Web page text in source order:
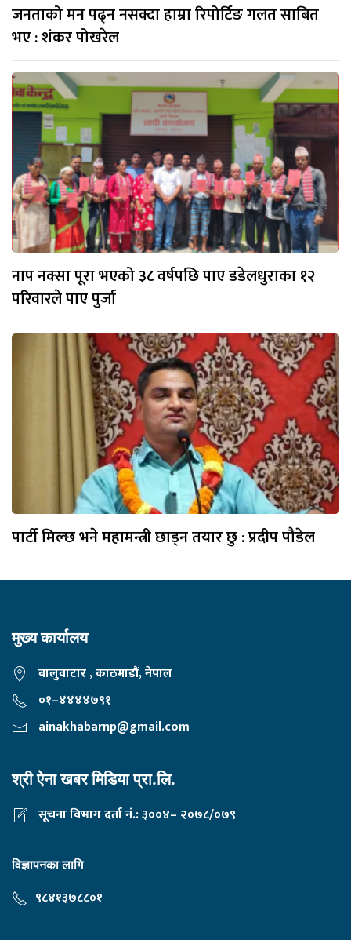
जनताको मन पढ्न नसक्दा हाम्रा रिपोर्टिङ गलत साबित
भए : शंकर पोखरेल
नाप नक्सा पूरा भएको ३८ वर्षपछि पाए डडेलधुराका १२
परिवारले पाए पुर्जा
पार्टी मिल्छ भने महामन्त्री छाड्न तयार छु : प्रदीप पौडेल
मुख्य कार्यालय
बालुवाटार , काठमाडौं, नेपाल
०१–४४४४७९१
ainakhabarnp@gmail.com
श्री ऐना खबर मिडिया प्रा.लि.
सूचना विभाग दर्ता नं.: ३००४– २०७८/०७९
विज्ञापनका लागि
९८४१३७८८०१